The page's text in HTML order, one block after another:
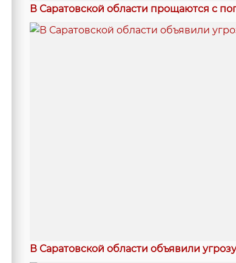
В Саратовской области прощаются с
В Саратовской области объявили